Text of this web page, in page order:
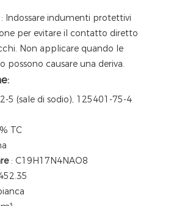
: Indossare indumenti protettivi
per evitare il contatto diretto
Non applicare quando le
possono causare una deriva.
5 (sale di sodio), 125401-75-4
TC
: C19H17N4NAO8